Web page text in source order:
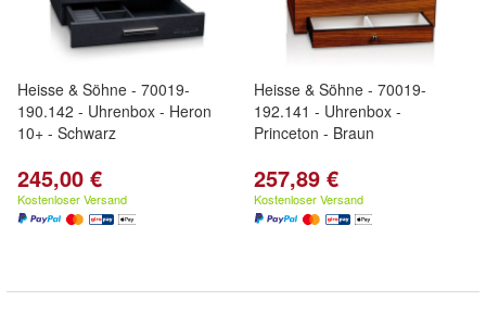
Heisse & Söhne - 70019-
190.142 - Uhrenbox - Heron
10+ - Schwarz
245,00 €
Kostenloser Versand
Heisse & Söhne - 70019-
192.141 - Uhrenbox -
Princeton - Braun
257,89 €
Kostenloser Versand